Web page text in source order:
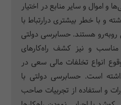
و اموال و سایر منابع در اختیار
و با خطر بیشتری درارتباط با
روبه‌رو هستند. حسابرسی دولتی
مناسب و نیز کشف راه‌کارهای
انواع تخلفات مالی سعی در
است. حسابرسی دولتی با
و استفاده از تجربیات صاحب